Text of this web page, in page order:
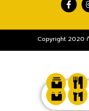
Copyright 2020